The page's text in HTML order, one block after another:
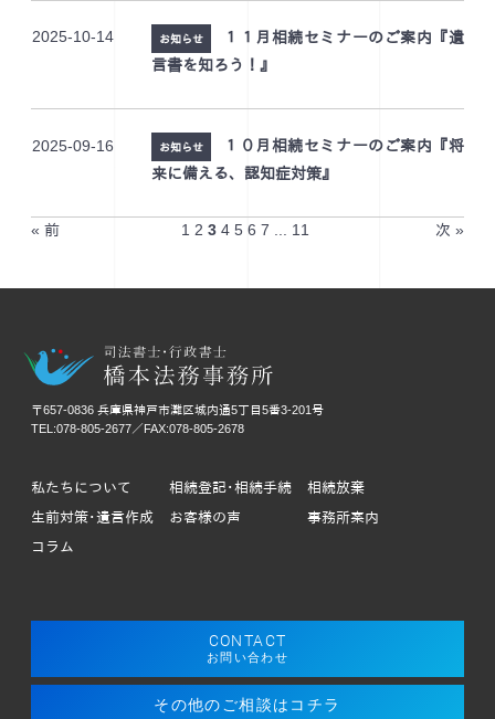
2025-10-14 お知らせ
１１月相続セミナーのご案内『遺
言書を知ろう！』
2025-09-16 お知らせ
１０月相続セミナーのご案内『将
来に備える、認知症対策』
« 前 1 2 3 4 5 6 7 11 次 »
〒657-0836 兵庫県神戸市灘区城内通5丁目5番3-201号
TEL:078-805-2677／FAX:078-805-2678
私たちについて 相続登記･相続手続
相続放棄
生前対策･遺言作成
お客様の声
事務所案内
コラム
CONTACT
お問い合わせ
その他のご相談はコチラ